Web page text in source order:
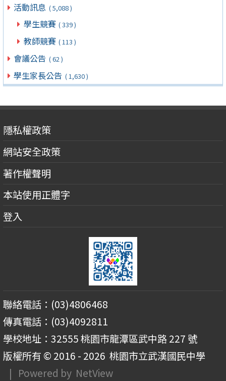
活動訊息 ( 5,088 )
學生競賽 ( 339 )
教師競賽 ( 113 )
會議公告 ( 62 )
學生家長公告 ( 1,630 )
隱私權政策
網站安全政策
著作權聲明
本站使用正體字
登入
聯絡電話：(03)4806468
傳真電話：(03)4092811
學校地址：32555 桃園市龍潭區武中路 227 號
版權所有 © 2016 - 2026 桃園市立武漢國民中學
| Powered by NetView